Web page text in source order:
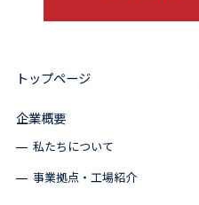
トップページ
企業概要
私たちについて
事業拠点・工場紹介